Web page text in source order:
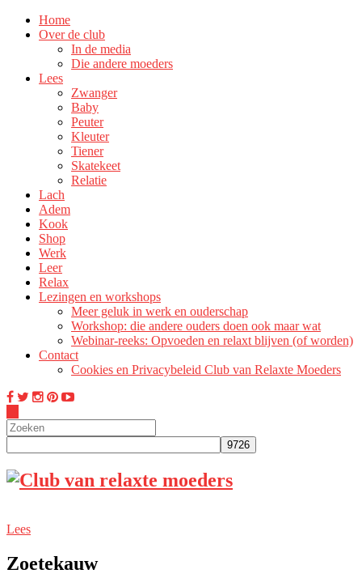
Home
Over de club
In de media
Die andere moeders
Lees
Zwanger
Baby
Peuter
Kleuter
Tiener
Skatekeet
Relatie
Lach
Adem
Kook
Shop
Werk
Leer
Relax
Lezingen en workshops
Meer geluk in werk en ouderschap
Workshop: die andere ouders doen ook maar wat
Webinar-reeks: Opvoeden en relaxt blijven (of worden)
Contact
Cookies en Privacybeleid Club van Relaxte Moeders
Lees
Zoetekauw